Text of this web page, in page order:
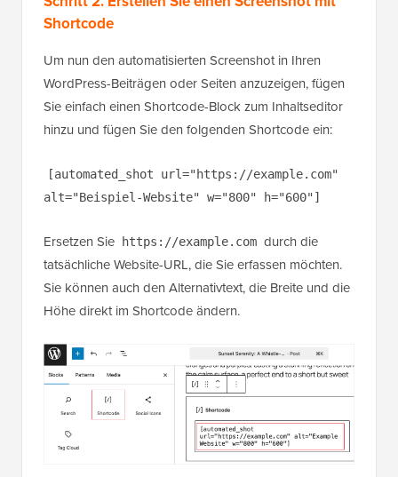
Schritt 2. Erstellen Sie einen Screenshot mit
Um nun den automatisierten Screenshot in Ihren
WordPress-Beiträgen oder Seiten anzuzeigen, fügen
Sie einfach einen Shortcode-Block zum Inhaltseditor
[automated_shot url="https://example.com"
Ersetzen Sie https://example.com durch die
tatsächliche Website-URL, die Sie erfassen möchten.
Sie können auch den Alternativtext, die Breite und die